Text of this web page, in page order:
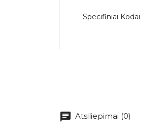
Specifiniai Kodai
chat Atsiliepimai (0)